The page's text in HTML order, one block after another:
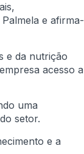
e afirma-
e da nutrição
acesso a
uma
setor.
e a